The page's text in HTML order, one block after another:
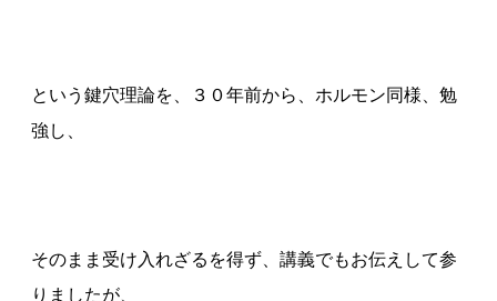
という鍵穴理論を、３０年前から、ホルモン同様、勉
強し、
そのまま受け入れざるを得ず、講義でもお伝えして参
りましたが、